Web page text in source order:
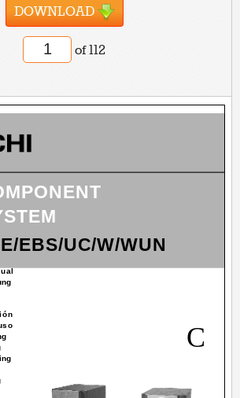
DOWNLOAD
of 112
EBS/UC/W/WUN
C